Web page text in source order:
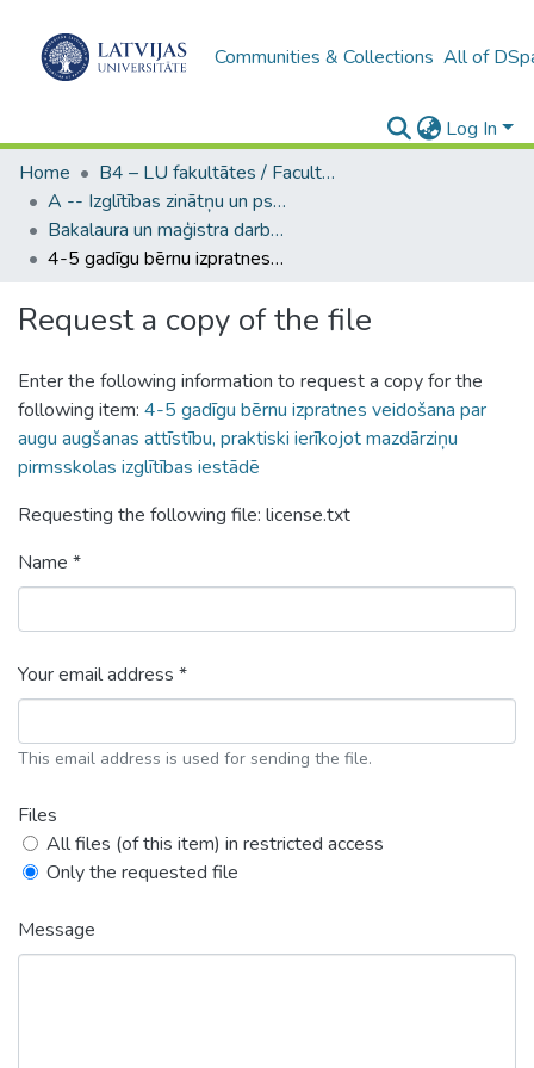
Communities & Collections All of
Log In
Home
B4 – LU fakultātes / Faculties of the UL
A -- Izglītības zinātņu un psiholoģijas fakultāte / Faculty of Education Sciences and Psychology
Bakalaura un maģistra darbi (PPMF) / Bachelor's and Master's theses
4-5 gadīgu bērnu izpratnes veidošana par augu augšanas attīstību, praktiski ierīkojot mazdārziņu pirmsskolas izglītības iestādē
Request a copy of the file
Enter the following information to request a copy for the
following item: 4-5 gadīgu bērnu izpratnes veidošana par
augu augšanas attīstību, praktiski ierīkojot mazdārziņu
pirmsskolas izglītības iestādē
Requesting the following file: license.txt
Name *
Your email address *
This email address is used for sending the file.
Files
All files (of this item) in restricted access
Only the requested file
Message